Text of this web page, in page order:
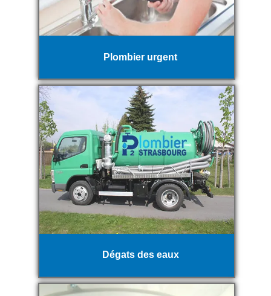
Plombier urgent
Dégats des eaux